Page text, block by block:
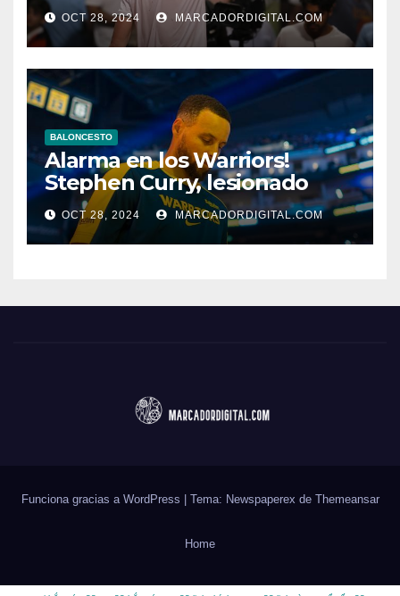
OCT 28, 2024 MARCADORDIGITAL.COM
BALONCESTO
Alarma en los Warriors!
Stephen Curry, lesionado
OCT 28, 2024 MARCADORDIGITAL.COM
Funciona gracias a WordPress | Tema: Newspaperex de Themeansar
Home